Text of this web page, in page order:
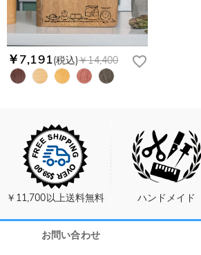
￥7,191(税込)￥14,400
￥11,700以上送料無料 ハンドメイド
お問い合わせ